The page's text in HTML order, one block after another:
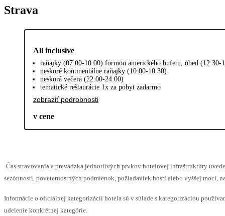
Strava
All inclusive
raňajky (07:00-10:00) formou amerického bufetu, obed
neskoré kontinentálne raňajky (10:00-10:30)
neskorá večera (22:00-24:00)
tematické reštaurácie 1x za pobyt zadarmo
zobraziť podrobnosti
v cene
Čas stravovania a prevádzka jednotlivých prvkov hotelovej infraštruktúry
sezónnosti, poveternostných podmienok, požiadaviek hostí alebo vyššej moci,
Informácie o oficiálnej kategorizácii hotela sú v súlade s kategorizáciou
udelenie konkrétnej kategórie.